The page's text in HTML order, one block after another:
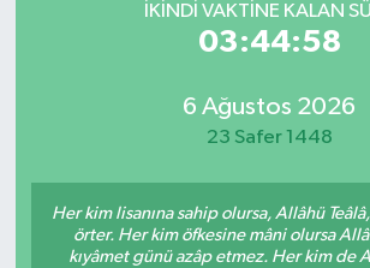
İKINDI VAKTİNE KALAN
03:44:58
6 Ağustos 2026
23 Safer 1448
Her kim lisanına sahip olursa, Allâhü Teâlâ,
örter. Her kim öfkesine mâni olursa
kıyâmet günü azâp etmez. Her kim de
Süper Lig Puan Durumu ve
Tüm Manşetler
Haber Arşivi